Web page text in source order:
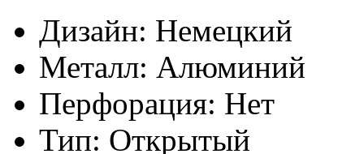
Дизайн: Немецкий
Металл: Алюминий
Перфорация: Нет
Тип: Открытый